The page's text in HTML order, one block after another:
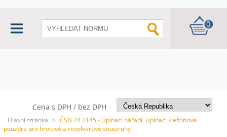
0
Cena s DPH / bez DPH
Hlavní stránka > ČSN 24 2145 - Upínací nářadí. Upínací kleštinová
pouzdra pro hrotové a revolverové soustruhy